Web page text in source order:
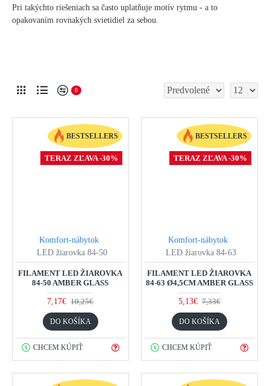
Pri takýchto riešeniach sa často uplatňuje motív rytmu - a to
opakovaním rovnakých svietidiel za sebou.
0
BESTSELLERS
TERAZ ZĽAVA -30%
Komfort-nábytok
LED žiarovka 84-50
FILAMENT LED ŽIAROVKA
84-50 AMBER GLASS
7,17€ 10,25€
DO KOŠÍKA
CHCEM KÚPIŤ
BESTSELLERS
TERAZ ZĽAVA -30%
Komfort-nábytok
LED žiarovka 84-63
FILAMENT LED ŽIAROVKA
84-63 Ø4,5CM AMBER GLASS
5,13€ 7,33€
DO KOŠÍKA
CHCEM KÚPIŤ